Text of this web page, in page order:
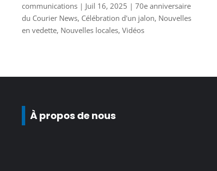
communications| Juil 16, 2025 | 70e anniversaire
du Courier News, Célébration d'un jalon, Nouvelles
en vedette, Nouvelles locales, Vidéos
À propos de nous